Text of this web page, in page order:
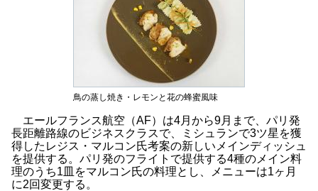
鳥の蒸し焼き・レモンと花の蜂蜜風味
エールフランス航空（AF）は4月から9月まで、パリ発
長距離路線のビジネスクラスで、ミシュランで3ツ星を獲
得したレジス・マルコン氏考案の新しいメインディッシュ
を提供する。パリ発のフライトで提供する4種のメイン料
理のうち1皿をマルコン氏の料理とし、メニューは1ヶ月
に2回変更する。